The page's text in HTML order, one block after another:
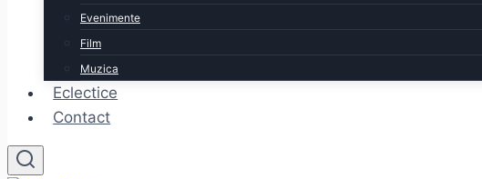
Evenimente
Film
Muzica
Eclectice
Contact